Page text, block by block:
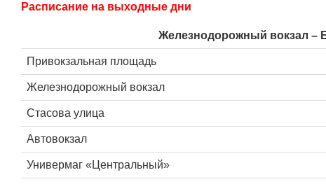
Расписание на выходные дни
Железнодорожный вокзал –
Привокзальная площадь
Железнодорожный вокзал
Стасова улица
Автовокзал
Универмаг «Центральный»